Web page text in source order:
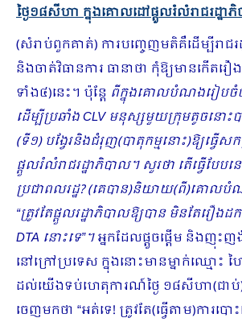
ថ្ងៃ១៨សីហា ក្នុងគោលដៅផ្ដួលរំលំរាជរដ្ឋា
(សំរាប់ពួកគាត់) ការបញ្ចេញមតិគឺដើម្បី​រាជ
និងចាត់វិធានការ ធានាថា កុំឱ្យមានកើតរឿង
ទាំង៤)នេះ។ ប៉ុន្តែ ពីក្នុងគោលបំណងរៀបចំប
ដើម្បីប្រឆាំងCLVមនុស្សមួយក្រុមតូចនោះប
(ទី១) បង្វែរនិងជំរុញ(បាតុកម្មនោះ)ឱ្យធ្វើ
ផ្ដួលរំលំរាជរដ្ឋាភិបាល។ សួរថា តើធ្វើបែ
ប្រជាពលរដ្ឋ?(គេបាន)និយាយ(ពី)គោលបំណ
“ត្រូវតែផ្ដួលរដ្ឋាភិបាលឱ្យបាន មិនតែរឿងដ
DTA នោះទេ”។អ្នកដែលផ្ដួចផ្ដើម និងញុះញ
នៅក្រៅប្រទេស ក្នុងនោះមានម្នាក់ឈ្មោះ
ដល់យើងទប់ហេតុការណ៍ថ្ងៃ ១៨សីហា(ជាប់
ចេញមកថា “អត់ទេ! ត្រូវតែ(ធ្វើតាម)ការបោ